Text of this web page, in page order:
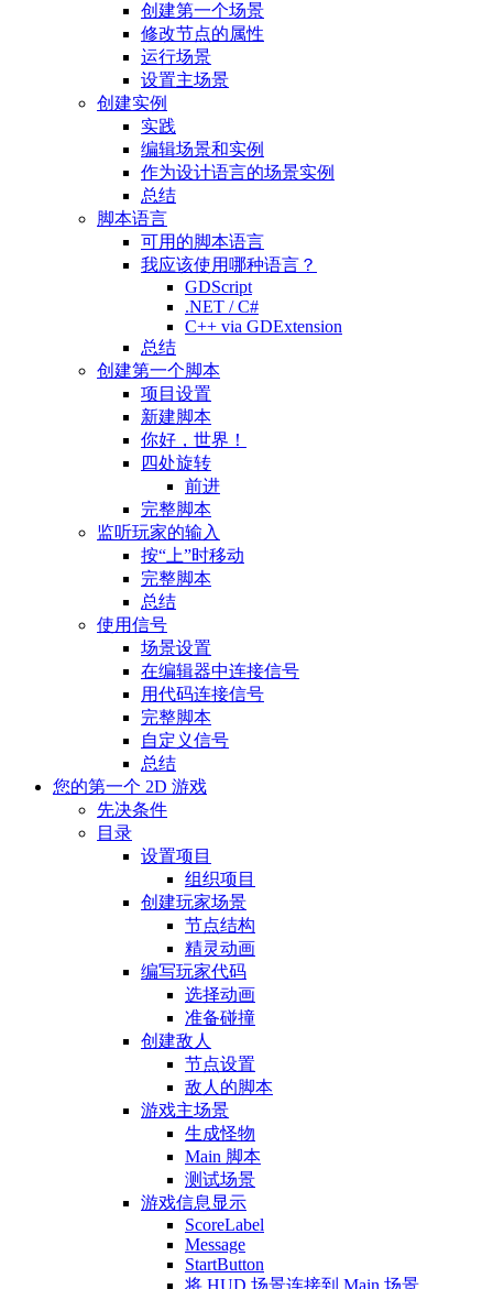
创建第一个场景
修改节点的属性
运行场景
设置主场景
创建实例
实践
编辑场景和实例
作为设计语言的场景实例
总结
脚本语言
可用的脚本语言
我应该使用哪种语言？
GDScript
.NET / C#
C++ via GDExtension
总结
创建第一个脚本
项目设置
新建脚本
你好，世界！
四处旋转
前进
完整脚本
监听玩家的输入
按“上”时移动
完整脚本
总结
使用信号
场景设置
在编辑器中连接信号
用代码连接信号
完整脚本
自定义信号
总结
您的第一个 2D 游戏
先决条件
目录
设置项目
组织项目
创建玩家场景
节点结构
精灵动画
编写玩家代码
选择动画
准备碰撞
创建敌人
节点设置
敌人的脚本
游戏主场景
生成怪物
Main 脚本
测试场景
游戏信息显示
ScoreLabel
Message
StartButton
将 HUD 场景连接到 Main 场景